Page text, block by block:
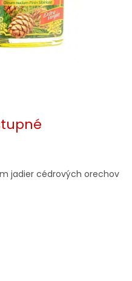
jadier cédrových orechov